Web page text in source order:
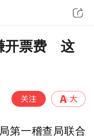
开票费 这
第一稽查局联合